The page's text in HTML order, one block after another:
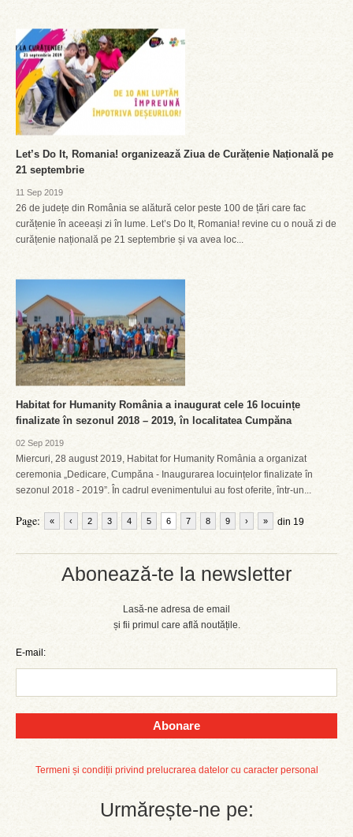
Abonează-te la newsletter
Lasă-ne adresa de email
și fii primul care află noutățile.
E-mail:
Abonare
Termeni și condiții privind prelucrarea datelor cu caracter personal
Urmărește-ne pe:
Let’s Do It, Romania! organizează Ziua de Curățenie Națională pe
21 septembrie
11 Sep 2019
26 de județe din România se alătură celor peste 100 de țări care fac
curățenie în aceeași zi în lume. Let’s Do It, Romania! revine cu o nouă zi de
curățenie națională pe 21 septembrie și va avea loc...
Habitat for Humanity România a inaugurat cele 16 locuințe
finalizate în sezonul 2018 – 2019, în localitatea Cumpăna
02 Sep 2019
Miercuri, 28 august 2019, Habitat for Humanity România a organizat
ceremonia „Dedicare, Cumpăna - Inaugurarea locuințelor finalizate în
sezonul 2018 - 2019”. În cadrul evenimentului au fost oferite, într-un...
Page: « ‹ 2 3 4 5 6 7 8 9 din 19
› »